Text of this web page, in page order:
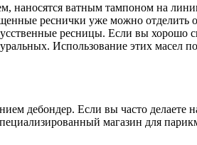
наносятся ватным тампоном на
реснички уже можно отделить
ресницы. Если вы хорошо
Использование этих масел
дебондер. Если вы часто делаете
магазин для